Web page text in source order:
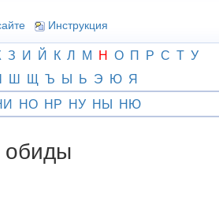
Инструкция
З И Й К Л М Н О П Р С Т У
Ш Щ Ъ Ы Ь Э Ю Я
НО НР НУ НЫ НЮ
обиды